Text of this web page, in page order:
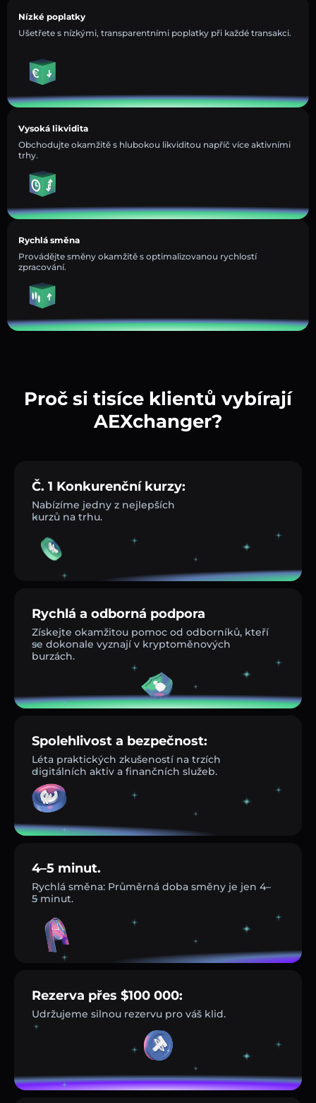
Nízké poplatky
Ušetřete s nízkými, transparentními poplatky při každé transakci.
Vysoká likvidita
Obchodujte okamžitě s hlubokou likviditou napříč více aktivními
trhy.
Rychlá směna
Provádějte směny okamžitě s optimalizovanou rychlostí
zpracování.
Proč si tisíce klientů vybírají
AEXchanger?
Č. 1 Konkurenční kurzy:
Nabízíme jedny z nejlepších
kurzů na trhu.
Rychlá a odborná podpora
Získejte okamžitou pomoc od odborníků, kteří
se dokonale vyznají v kryptoměnových
burzách.
Spolehlivost a bezpečnost:
Léta praktických zkušeností na trzích
digitálních aktiv a finančních služeb.
4–5 minut.
Rychlá směna: Průměrná doba směny je jen 4–
5 minut.
Rezerva přes $100 000:
Udržujeme silnou rezervu pro váš klid.